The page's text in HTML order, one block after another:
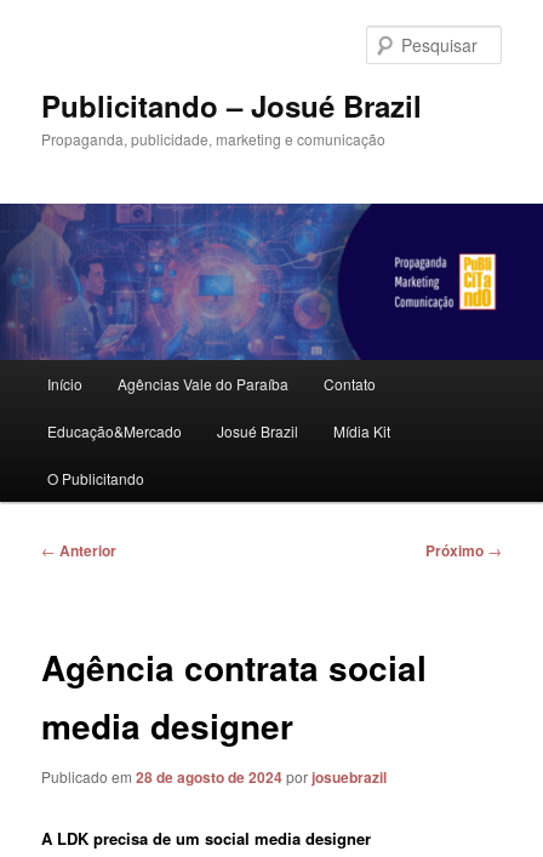
principalPublicitando – Josué Brazil
Propaganda, publicidade, marketing e comunicação
principal
Início Agências Vale do Paraíba Contato
Educação&Mercado Josué Brazil Mídia Kit
O Publicitando
Navegação
← Anterior Próximo →
Agência contrata social
media designer
Publicado em28 de agosto de 2024porjosuebrazil
A LDK precisa de um social media designer